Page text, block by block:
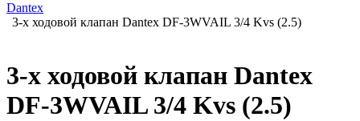
Dantex
3-х ходовой клапан Dantex DF-3WVAIL 3/4 Kvs (2.5)
3-х ходовой клапан Dantex
DF-3WVAIL 3/4 Kvs (2.5)